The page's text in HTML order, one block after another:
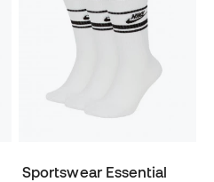
Sportswear Essential